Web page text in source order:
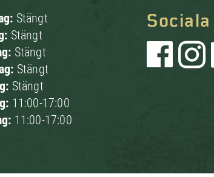
Stängt
Stängt
Stängt
Stängt
Stängt
11:00-17:00
11:00-17:00